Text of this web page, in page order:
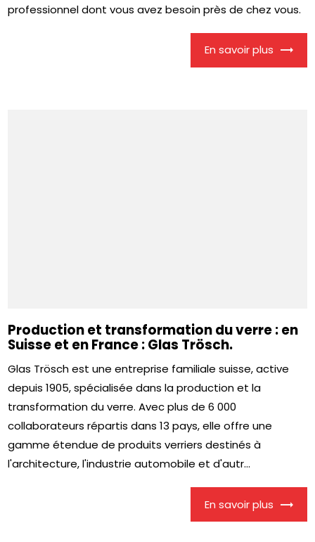
professionnel dont vous avez besoin près de chez vous.
En savoir plus
Production et transformation du verre : en
Suisse et en France : Glas Trösch.
Glas Trösch est une entreprise familiale suisse, active
depuis 1905, spécialisée dans la production et la
transformation du verre. Avec plus de 6 000
collaborateurs répartis dans 13 pays, elle offre une
gamme étendue de produits verriers destinés à
l'architecture, l'industrie automobile et d'autr...
En savoir plus